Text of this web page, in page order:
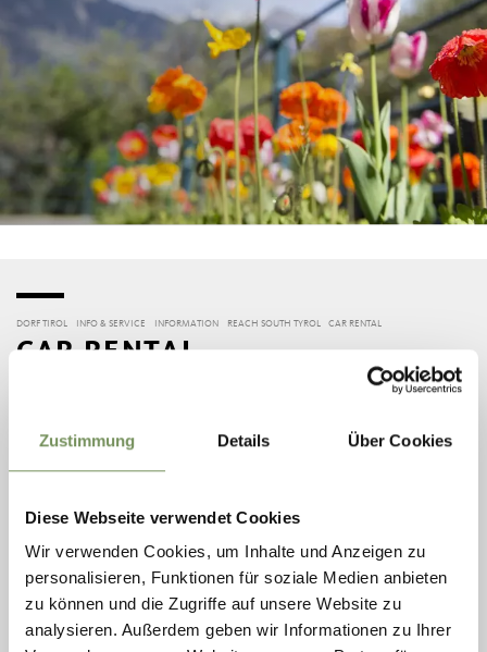
Zustimmung Details Über Cookies
Diese Webseite verwendet Cookies
Wir verwenden Cookies, um Inhalte und Anzeigen zu
personalisieren, Funktionen für soziale Medien anbieten
zu können und die Zugriffe auf unsere Website zu
analysieren. Außerdem geben wir Informationen zu Ihrer
DORF TIROL INFO & SERVICE INFORMATION REACH SOUTH TYROL CAR RENTAL
CAR RENTAL
Car rental in Merano and Environs in South Tyrol
Car hire is available from major South Tyrolean towns for all
holidaymakers who wish to explore South Tyrol by car:
Maggiore
Avis
Hertz
Sixt